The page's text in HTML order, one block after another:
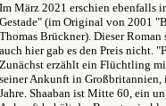
Im März 2021 erschien ebenfalls
Gestade" (im Original von 2001
Thomas Brückner). Dieser
auch hier gab es den Preis nicht.
Zunächst erzählt ein Flüchtling
seiner Ankunft in
Jahre. Shaaban ist Mitte 60, ein